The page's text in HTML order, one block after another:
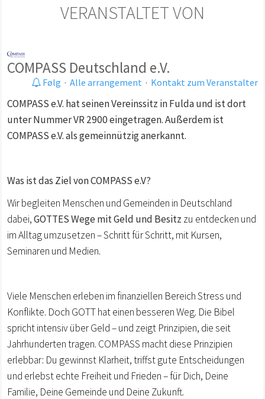
VERANSTALTET VON
COMPASS Deutschland e.V.
Følg · Alle arrangement · Kontakt zum Veranstalter
COMPASS e.V. hat seinen Vereinssitz in Fulda und ist dort
unter Nummer VR 2900 eingetragen. Außerdem ist
COMPASS e.V. als gemeinnützig anerkannt.
Was ist das Ziel von COMPASS e.V?
Wir begleiten Menschen und Gemeinden in Deutschland
dabei,GOTTES Wege mit Geld und Besitz zu entdecken und
im Alltag umzusetzen – Schritt für Schritt, mit Kursen,
Seminaren und Medien.
Viele Menschen erleben im finanziellen Bereich Stress und
Konflikte. Doch GOTT hat einen besseren Weg. Die Bibel
spricht intensiv über Geld – und zeigt Prinzipien, die seit
Jahrhunderten tragen. COMPASS macht diese Prinzipien
erlebbar: Du gewinnst Klarheit, triffst gute Entscheidungen
und erlebst echte Freiheit und Frieden – für Dich, Deine
Familie, Deine Gemeinde und Deine Zukunft.